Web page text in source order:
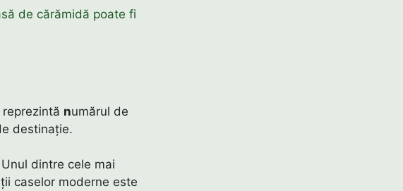
de cărămidă poate fi
reprezintă numărul de
destinație.
dintre cele mai
caselor moderne este